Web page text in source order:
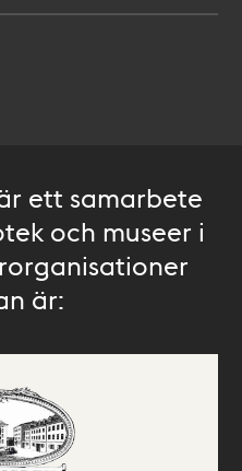
ett samarbete
och museer i
är: